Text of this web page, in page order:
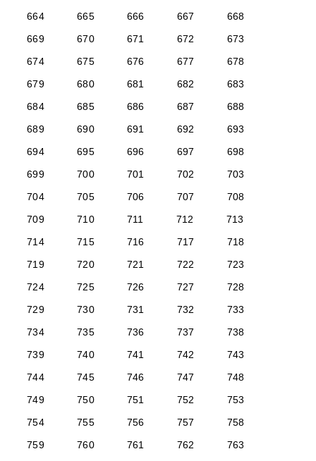
664
665 666 667
668
669
670 671 672
673
674
675 676 677
678
679
680 681 682
683
684
685 686 687
688
689
690 691 692
693
694
695 696 697
698
699
700 701 702
703
704
705 706 707
708
709
710 711 712
713
714
715 716 717
718
719
720 721 722
723
724
725 726 727
728
729
730 731 732
733
734
735 736 737
738
739
740 741 742
743
744
745 746 747
748
749
750 751 752
753
754
755 756 757
758
759
760 761 762
763